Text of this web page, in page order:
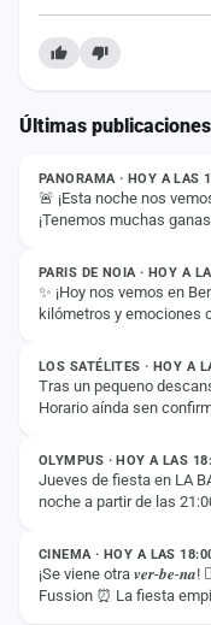
Últimas publicaciones
ESTADO
PANORAMA · HOY A LAS
🚨 ¡Esta noche nos
¡Tenemos muchas
ESTADO
PARIS DE NOIA · HOY A
✨ ¡Hoy nos vemos en
kilómetros y emociones
ESTADO
LOS SATÉLITES · HOY A
Tras un pequeno
Horario aínda sen
ESTADO
OLYMPUS · HOY A LAS
Jueves de fiesta en LA
noche a partir de las
ESTADO
CINEMA · HOY A LAS
¡Se viene otra 𝒗𝒆𝒓-𝒃𝒆-
Fussion ⏰ La fiesta